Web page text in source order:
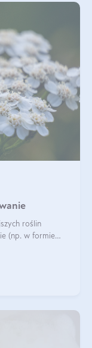
roślin
(np. w formie